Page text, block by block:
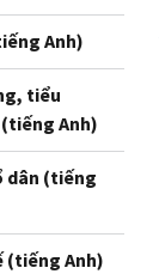
Anh)
tiểu
Anh)
dân (tiếng
(tiếng Anh)